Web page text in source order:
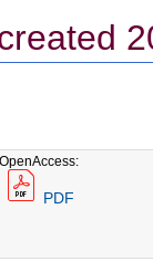
OpenAccess:
PDF